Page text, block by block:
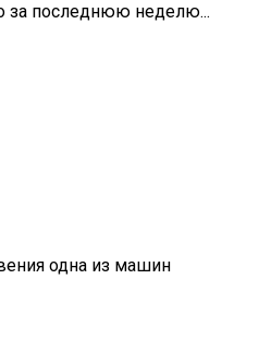
за последнюю неделю...
одна из машин